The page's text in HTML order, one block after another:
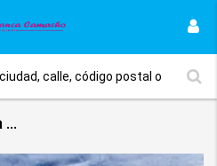
Hermosa casa en renta – Villas del Rio sección Bosques